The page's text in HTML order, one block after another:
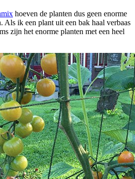
hoeven de planten dus geen enorme
Als ik een plant uit een bak haal verbaas
zijn het enorme planten met een heel